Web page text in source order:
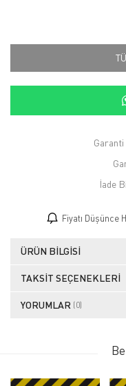
İade
Fiyatı Düşünce
ÜRÜN BILGISI
TAKSIT SEÇENEKLERI
YORUMLAR (0)